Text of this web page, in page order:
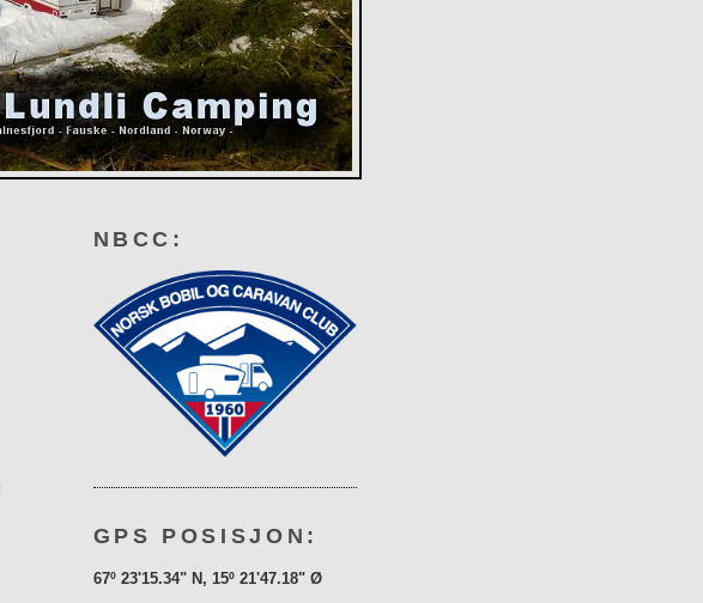
NBCC:
GPS POSISJON:
67º 23'15.34" N, 15º 21'47.18" Ø